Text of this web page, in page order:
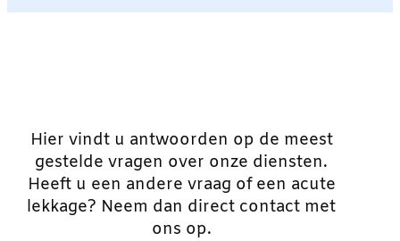
Hier vindt u antwoorden op de meest
gestelde vragen over onze diensten.
Heeft u een andere vraag of een acute
lekkage? Neem dan direct contact met
ons op.